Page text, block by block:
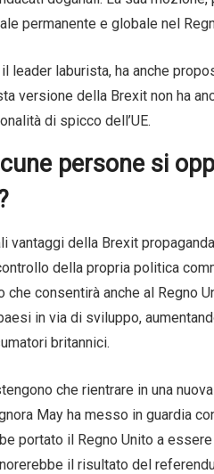
permanente e globale nel
leader laburista, ha anche
versione della Brexit non ha
di spicco dell’UE.
persone si
vantaggi della Brexit
della propria politica
che consentirà anche al
in via di sviluppo,
britannici.
che rientrare in una
May ha messo in guardia
portato il Regno Unito a
il risultato del